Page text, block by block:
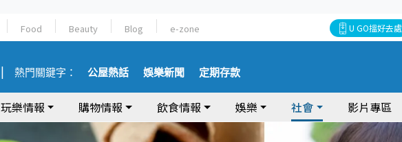
Food Beauty Blog e-zone U GO搵好去處
熱門關鍵字： 公屋熱話 娛樂新聞 定期存款
玩樂情報 購物情報 飲食情報 娛樂 社會 影片專區